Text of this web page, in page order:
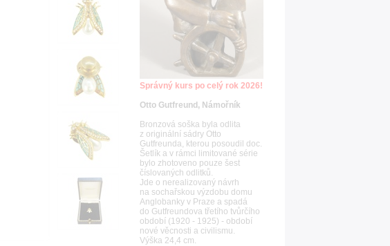
Správný kurs po celý rok 2026!
Otto Gutfreund, Námořník
Bronzová soška byla odlita
z originální sádry Otto
Gutfreunda, kterou posoudil doc.
Šetlík a v rámci limitované série
bylo zhotoveno pouze šest
číslovaných odlitků.
Jde o nerealizovaný návrh
na sochařskou výzdobu domu
Anglobanky v Praze a spadá
do Gutfreundova třetího tvůrčího
období (1920 - 1925) - období
nové věcnosti a civilismu.
Výška 24,4 cm.